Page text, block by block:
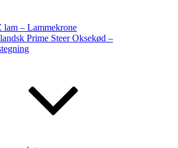
lam – Lammekrone
Prime Steer Oksekød –